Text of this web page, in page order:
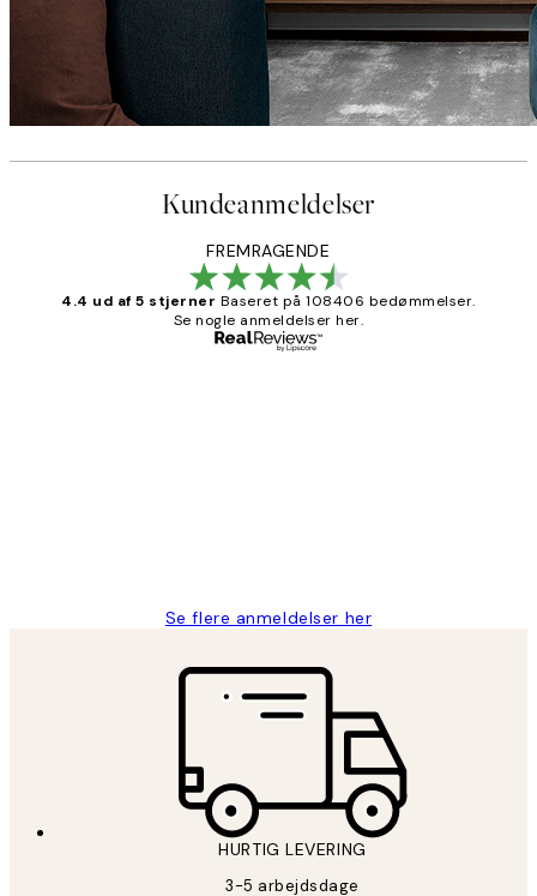
Kundeanmeldelser
FREMRAGENDE
4.4 ud af 5 stjerner Baseret på 108406 bedømmelser.
Se nogle anmeldelser her.
Se flere anmeldelser her
HURTIG LEVERING
3-5 arbejdsdage